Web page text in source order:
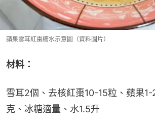
蘋果雪耳紅棗糖水示意圖（資料圖片）
材料：
雪耳2個、去核紅棗10-15粒、蘋果
克、冰糖適量、水1.5升